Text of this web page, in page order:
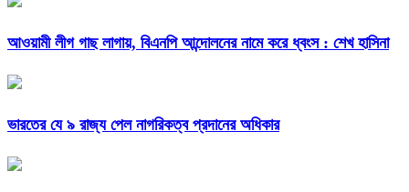
আওয়ামী লীগ গাছ লাগায়, বিএনপি আন্দোলনের নামে করে ধ্বংস : শেখ হাসিনা
ভারতের যে ৯ রাজ্য পেল নাগরিকত্ব প্রদানের অধিকার